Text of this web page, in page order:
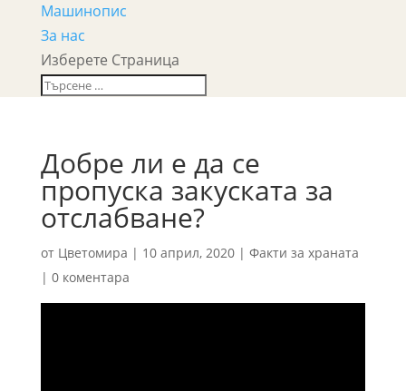
Машинопис
За нас
Изберете Страница
Добре ли е да се
пропуска закуската за
отслабване?
от Цветомира | 10 април, 2020| Факти за храната
| 0 коментара